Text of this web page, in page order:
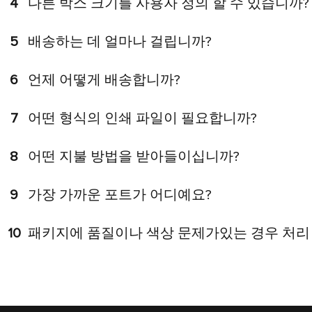
4 다른 박스 크기를 사용자 정의 할 수 있습니까?
5 배송하는 데 얼마나 걸립니까?
6 언제 어떻게 배송합니까?
7 어떤 형식의 인쇄 파일이 필요합니까?
8 어떤 지불 방법을 받아들이십니까?
9 가장 가까운 포트가 어디예요?
10 패키지에 품질이나 색상 문제가있는 경우 처